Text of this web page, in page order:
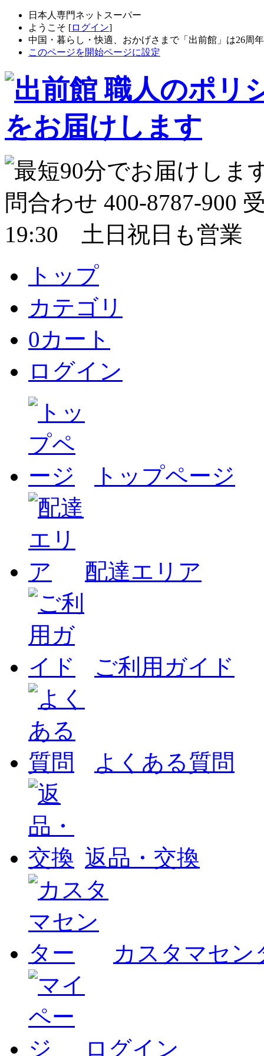
日本人専門ネットスーパー
ようこそ [ログイン]
中国・暮らし・快適、おかげさまで「出前館」は26周
このページを開始ページに設定
トップ
カテゴリ
0カート
ログイン
トップページ
配達エリア
ご利用ガイド
よくある質問
返品・交換
カスタマセン
ログイン